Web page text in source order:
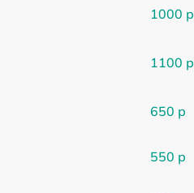
1000 р
1100 р
650 р
550 р